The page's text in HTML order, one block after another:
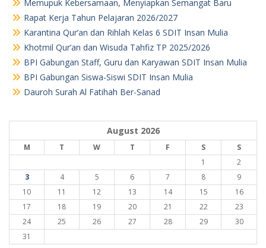
Memupuk Kebersamaan, Menyiapkan Semangat Baru
Rapat Kerja Tahun Pelajaran 2026/2027
Karantina Qur’an dan Rihlah Kelas 6 SDIT Insan Mulia
Khotmil Qur’an dan Wisuda Tahfiz TP 2025/2026
BPI Gabungan Staff, Guru dan Karyawan SDIT Insan Mulia
BPI Gabungan Siswa-Siswi SDIT Insan Mulia
Dauroh Surah Al Fatihah Ber-Sanad
August 2026
M T W T F S
S
1
2
3
4 5 6 7 8
9
10
11 12 13 14 15
16
17
18 19 20 21 22
23
24
25 26 27 28 29
30
31